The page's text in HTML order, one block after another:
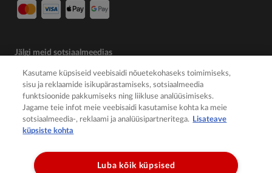
Jälgi meid sotsiaalmeedias
Kasutame küpsiseid veebisaidi nõuetekohaseks toimimiseks,
sisu ja reklaamide isikupärastamiseks, sotsiaalmeedia
funktsioonide pakkumiseks ning liikluse analüüsimiseks.
Jagame teie infot meie veebisaidi kasutamise kohta ka meie
sotsiaalmeedia-, reklaami ja analüüsipartneritega. Lisateave
küpsiste kohta
Luba kõik küpsised